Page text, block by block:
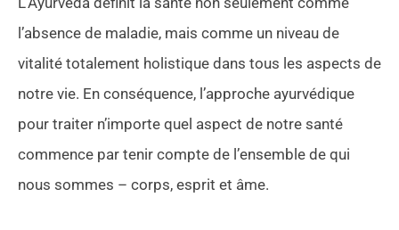
l’absence de maladie, mais comme un niveau de
vitalité totalement holistique dans tous les aspects de
notre vie. En conséquence, l’approche ayurvédique
pour traiter n’importe quel aspect de notre santé
commence par tenir compte de l’ensemble de qui
nous sommes – corps, esprit et âme.